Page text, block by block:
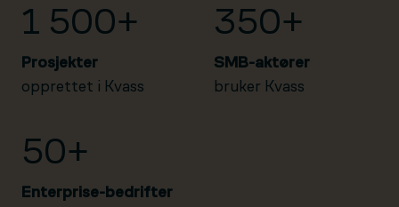
1 500+
Prosjekter
opprettet i Kvass
350+
SMB-aktører
bruker Kvass
50+
Enterprise-bedrifter